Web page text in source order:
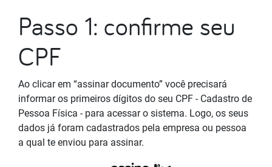
Passo 1: confirme seu
CPF
Ao clicar em “assinar documento” você precisará
informar os primeiros dígitos do seu CPF - Cadastro de
Pessoa Física - para acessar o sistema. Logo, os seus
dados já foram cadastrados pela empresa ou pessoa
a qual te enviou para assinar.